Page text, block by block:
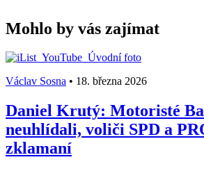
Mohlo by vás zajímat
Václav Sosna • 18. března 2026
Daniel Krutý: Motoristé
neuhlídali, voliči SPD a
zklamaní